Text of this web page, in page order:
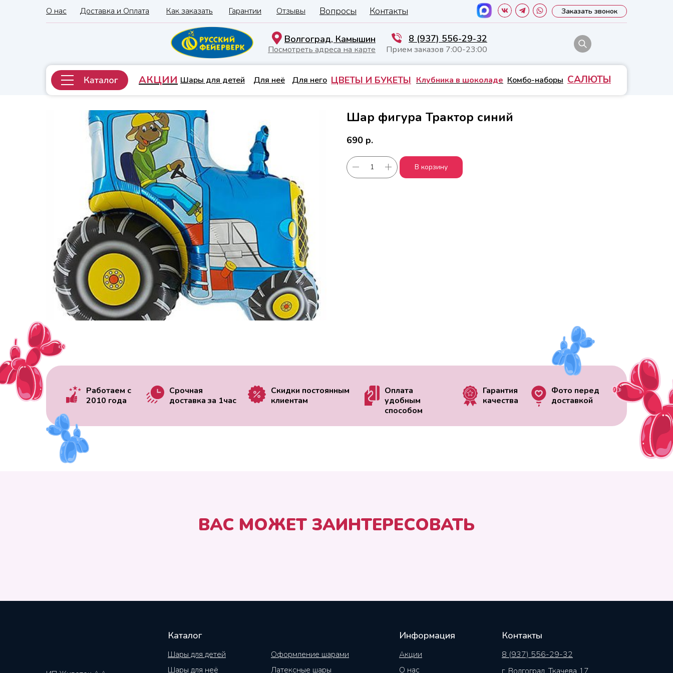
О нас Доставка и Оплата Как заказать Гарантии Отзывы Вопросы
8 (937) 556-29-32
Прием заказов 7:00-23:00
Заказать звонок
Волгоград, Камышин
АКЦИИ Шары для детей Для неё ЦВЕТЫ И БУКЕТЫ Клубника в шоколаде Комбо-наборы
Для него САЛЮТЫ
Контакты
Посмотреть адреса на карте
Шар фигура Трактор синий
690 р.
В корзину
Работаем с
2010 года
Срочная
доставка за 1час
Скидки постоянным
клиентам
Оплата
удобным
способом
Гарантия
качества
Фото перед
доставкой
ВАС МОЖЕТ ЗАИНТЕРЕСОВАТЬ
Каталог
Шары для детей
Шары для неё
Оформление шарами
Латексные шары
Информация
Акции
О нас
Контакты
8 (937) 556-29-32